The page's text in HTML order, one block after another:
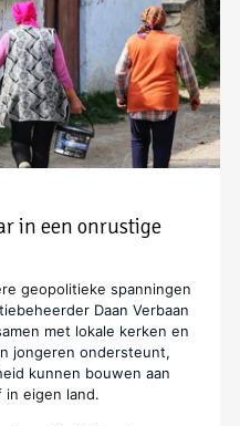
in een onrustige
geopolitieke spanningen
Daan Verbaan
met lokale kerken en
jongeren ondersteunt,
kunnen bouwen aan
eigen land.